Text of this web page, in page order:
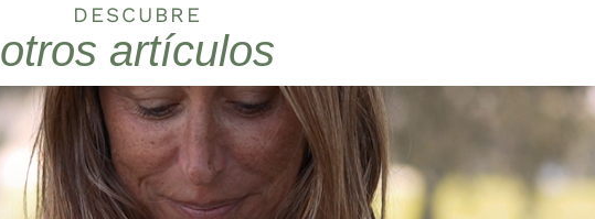
DESCUBRE
otros artículos